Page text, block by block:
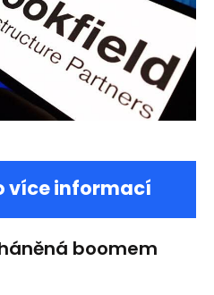
více informací
boomem